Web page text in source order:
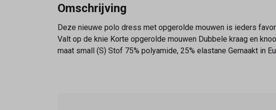
Omschrijving
Deze nieuwe polo dress met opgerolde mouwen is ieders
Valt op de knie Korte opgerolde mouwen Dubbele kraag en
maat small (S) Stof 75% polyamide, 25% elastane Gemaakt in